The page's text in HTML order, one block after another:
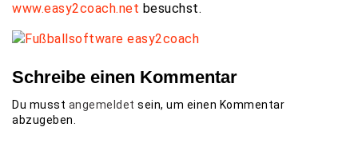
www.easy2coach.net besuchst.
Schreibe einen Kommentar
Du musst angemeldet sein, um einen Kommentar
abzugeben.